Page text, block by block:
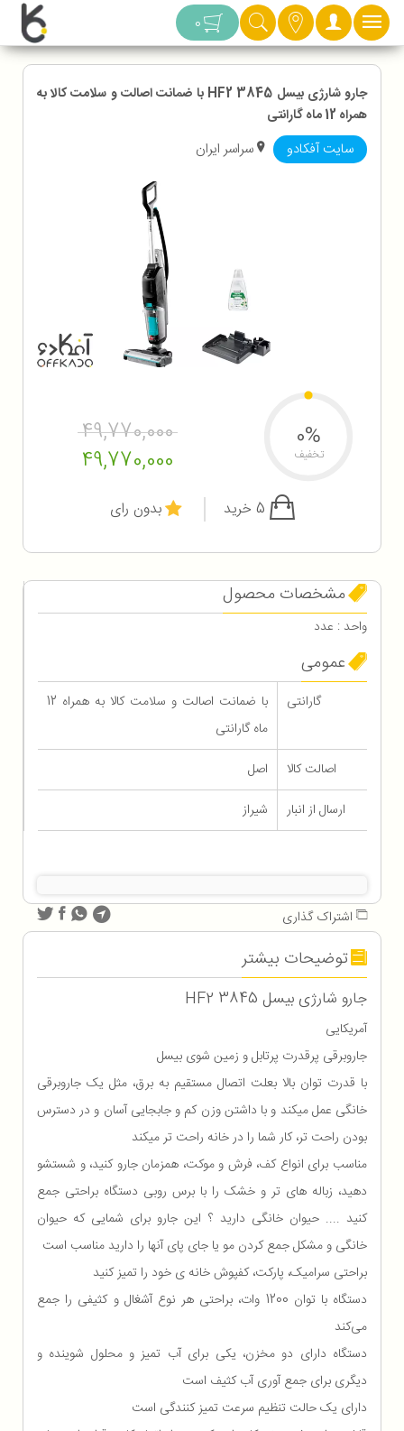
دسته بندی 0
جارو شارژی بیسل HF2 3845 با ضمانت اصالت و سلامت کالا به
همراه 12 ماه گارانتی
سایت آفکادو سراسر ایران
49,770,000
49,770,000
0%
تخفیف
بدون رای
مشخصات محصول
واحد : عدد
عمومی
گارانتی
با ضمانت اصالت و سلامت کالا به همراه 12
ماه گارانتی
اصالت کالا
اصل
ارسال از انبار
شیراز
اشتراک گذاری
توضیحات بیشتر
جارو شارژی بیسل HF2 3845
آمریکایی
جاروبرقی پرقدرت پرتابل و زمین شوی بیسل
با قدرت توان بالا بعلت اتصال مستقیم به برق، مثل یک جاروبرقی
خانگی عمل میکند و با داشتن وزن کم و جابجایی آسان و در دسترس
بودن راحت تر، کار شما را در خانه راحت تر میکند
مناسب برای انواع کف، فرش و موکت، همزمان جارو کنید، و شستشو
دهید، زباله های تر و خشک را با برس روبی دستگاه براحتی جمع
کنید .... حیوان خانگی دارید ؟ این جارو برای شمایی که حیوان
خانگی و مشکل جمع کردن مو یا جای پای‌ آنها را دارید مناسب است
براحتی سرامیک، پارکت، کفپوش خانه ی خود را تمیز کنید
دستگاه با توان 1200 وات، براحتی هر نوع آشغال و کثیفی را جمع
می‌کند
دستگاه دارای دو مخزن، یکی برای آب تمیز و محلول شوینده و
دیگری برای جمع آوری آب کثیف است
دارای یک حالت تنظیم سرعت تمیز کنندگی است